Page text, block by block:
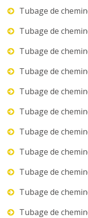
Tubage de
Tubage de
Tubage de
Tubage de
Tubage de
Tubage de
Tubage de
Tubage de
Tubage de
Tubage de
Tubage de